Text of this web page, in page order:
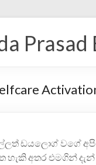
Prasad
ඩයලොග් වගේ
හැකි අතර එමගින්